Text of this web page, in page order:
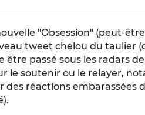
"Obsession" (peut-
tweet chelou du taulier
passé sous les radars
le soutenir ou le relayer,
des réactions embarassées